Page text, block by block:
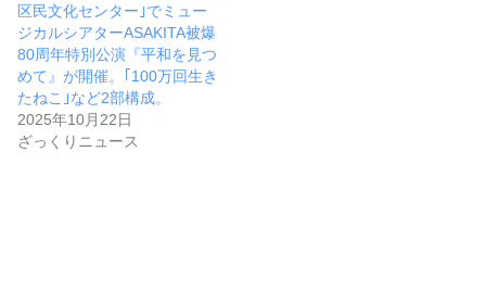
区民文化センター｣でミュー
ジカルシアターASAKITA被爆
80周年特別公演『平和を見つ
めて』が開催。｢100万回生き
たねこ｣など2部構成。
2025年10月22日
ざっくりニュース